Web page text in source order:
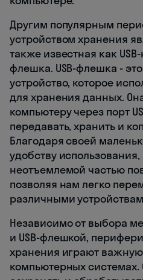
Другим популярным
устройством хранения
также известная как
флешка. USB-флешка -
устройство, которое
для хранения данных.
компьютеру через порт
передавать, хранить и
Благодаря своей
удобству
неотъемлемой частью
позволяя нам легко
различными
Независимо от выбора
и USB-флешкой,
хранения играют
компьютерных